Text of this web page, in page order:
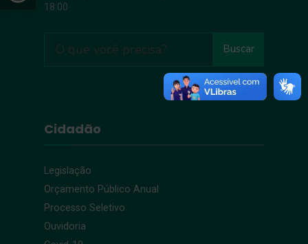
18:00
Buscar
Cidadão
Legislação
Orçamento Público Anual
Processo Seletivo
Ouvidoria